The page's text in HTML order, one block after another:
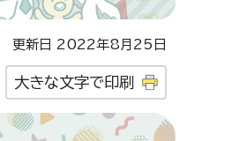
更新日 2022年8月25日
大きな文字で印刷